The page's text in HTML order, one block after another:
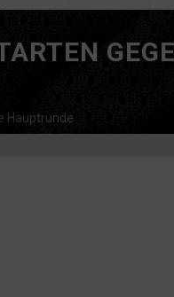
Hauptrunde